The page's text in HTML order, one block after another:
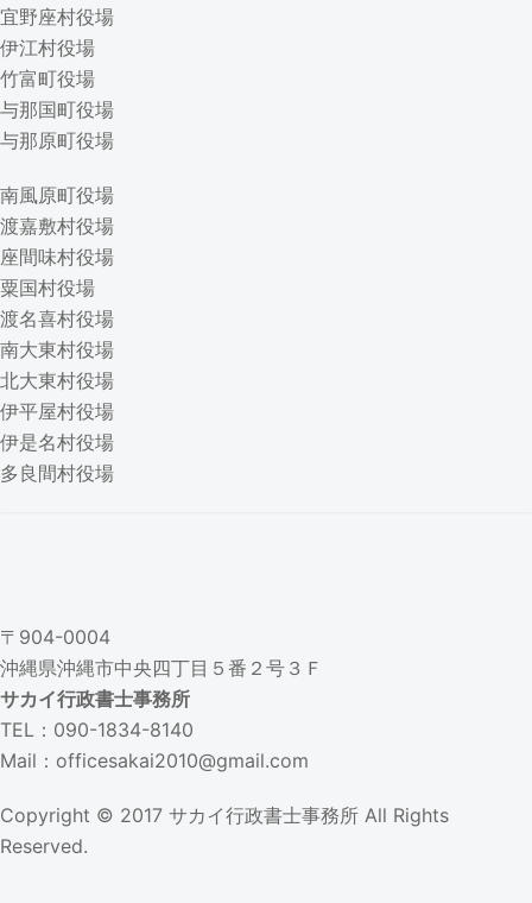
宜野座村役場
伊江村役場
竹富町役場
与那国町役場
与那原町役場
南風原町役場
渡嘉敷村役場
座間味村役場
粟国村役場
渡名喜村役場
南大東村役場
北大東村役場
伊平屋村役場
伊是名村役場
多良間村役場
〒904-0004
沖縄県沖縄市中央四丁目５番２号３Ｆ
サカイ行政書士事務所
TEL：090-1834-8140
Mail：officesakai2010@gmail.com
Copyright © 2017 サカイ行政書士事務所 All Rights
Reserved.